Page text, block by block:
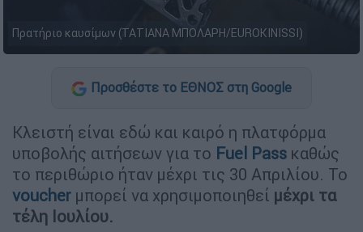
Πρατήριο καυσίμων (ΤΑΤΙΑΝΑ ΜΠΟΛΑΡΗ/EUROKINISSI)
Προσθέστε το ΕΘΝΟΣ στη Google
Κλειστή είναι εδώ και καιρό η πλατφόρμα
υποβολής αιτήσεων για το Fuel Pass καθώς
το περιθώριο ήταν μέχρι τις 30 Απριλίου. Το
voucher μπορεί να χρησιμοποιηθεί μέχρι τα
τέλη Ιουλίου.